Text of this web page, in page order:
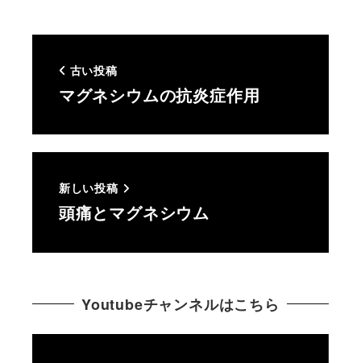
古い投稿
マグネシウムの抗炎症作用
新しい投稿
頭痛とマグネシウム
Youtubeチャンネルはこちら